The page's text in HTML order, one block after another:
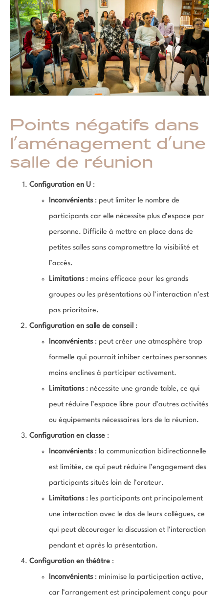
Points négatifs dans
l’aménagement d’une
salle de réunion
Configuration en U :
Inconvénients: peut limiter le nombre de
participants car elle nécessite plus d’espace par
personne. Difficile à mettre en place dans de
petites salles sans compromettre la visibilité et
l’accès.
Limitations: moins efficace pour les grands
groupes ou les présentations où l’interaction n’est
pas prioritaire.
Configuration en salle de conseil :
Inconvénients: peut créer une atmosphère trop
formelle qui pourrait inhiber certaines personnes
moins enclines à participer activement.
Limitations: nécessite une grande table, ce qui
peut réduire l’espace libre pour d’autres activités
ou équipements nécessaires lors de la réunion.
Configuration en classe :
Inconvénients: la communication bidirectionnelle
est limitée, ce qui peut réduire l’engagement des
participants situés loin de l’orateur.
Limitations: les participants ont principalement
une interaction avec le dos de leurs collègues, ce
qui peut décourager la discussion et l’interaction
pendant et après la présentation.
Configuration en théâtre :
Inconvénients: minimise la participation active,
car l’arrangement est principalement conçu pour